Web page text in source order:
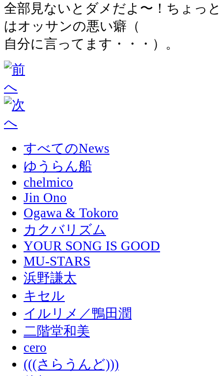
全部見ないとダメだよ〜！ちょっ
はオッサンの悪い癖（
自分に言ってます・・・）。
すべてのNews
ゆうらん船
chelmico
Jin Ono
Ogawa & Tokoro
カクバリズム
YOUR SONG IS GOOD
MU-STARS
浜野謙太
キセル
イルリメ／鴨田潤
二階堂和美
cero
(((さらうんど)))